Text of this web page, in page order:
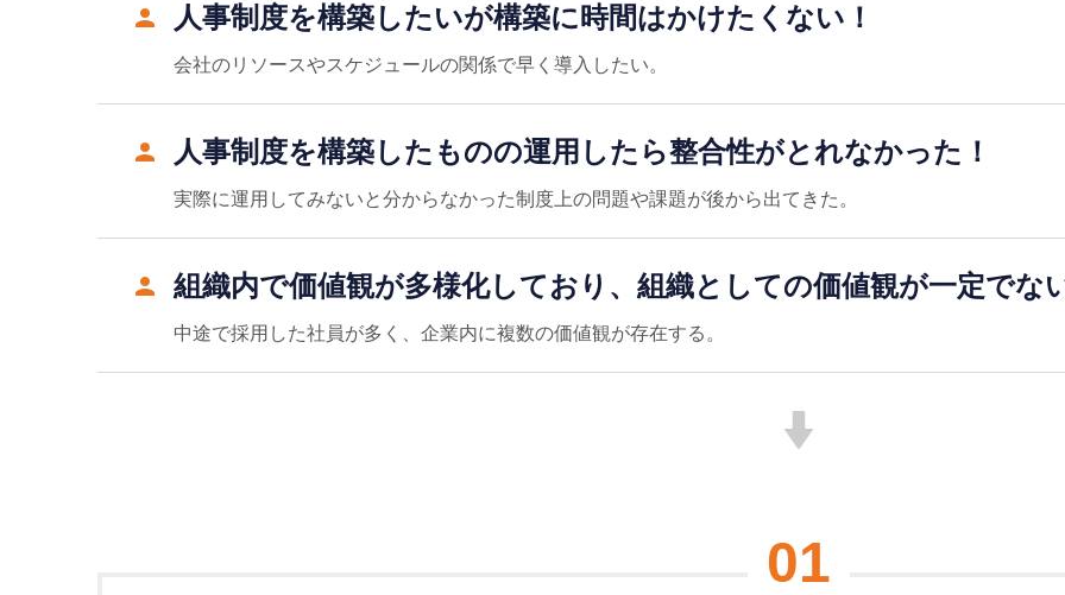
⼈事制度を構築したいが構築に時間はかけたくない！
会社のリソースやスケジュールの関係で早く導⼊したい。
⼈事制度を構築したものの運⽤したら整合性がとれなかった！
実際に運⽤してみないと分からなかった制度上の問題や課題が後から出てきた。
組織内で価値観が多様化しており、組織としての価値観が⼀定でな
中途で採⽤した社員が多く、企業内に複数の価値観が存在する。
01